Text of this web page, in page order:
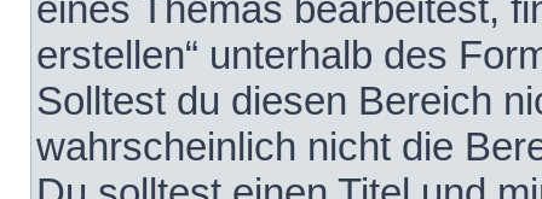
eines Themas bearbeitest,
erstellen“ unterhalb des
Solltest du diesen Bereich
wahrscheinlich nicht die